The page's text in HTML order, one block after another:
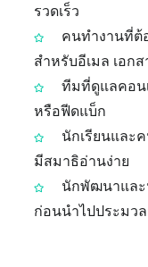
รวดเร็ว
คนทำงานที่ต้
สำหรับอีเมล เอก
ทีมที่ดูแลคอน
หรือฟีดแบ็ก
นักเรียนและ
มีสมาธิอ่านง่าย
นักพัฒนาและ
ก่อนนำไปประมว